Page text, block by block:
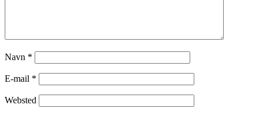
Navn *
E-mail *
Websted